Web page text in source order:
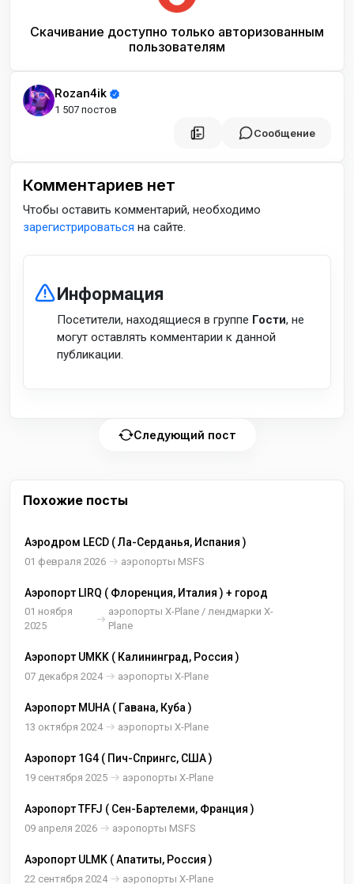
Скачивание доступно только авторизованным
пользователям
Rozan4ik
1 507 постов
Сообщение
Комментариев нет
Чтобы оставить комментарий, необходимо
зарегистрироваться на сайте.
Информация
Посетители, находящиеся в группе Гости, не
могут оставлять комментарии к данной
публикации.
Следующий пост
Похожие посты
Аэродром LECD ( Ла-Серданья, Испания )
01 февраля 2026 аэропорты MSFS
Аэропорт LIRQ ( Флоренция, Италия ) + город
01 ноября
2025
аэропорты X-Plane / лендмарки X-
Plane
Аэропорт UMKK ( Калининград, Россия )
07 декабря 2024 аэропорты X-Plane
Аэропорт MUHA ( Гавана, Куба )
13 октября 2024 аэропорты X-Plane
Аэропорт 1G4 ( Пич-Спрингс, США )
19 сентября 2025 аэропорты X-Plane
Аэропорт TFFJ ( Сен-Бартелеми, Франция )
09 апреля 2026 аэропорты MSFS
Аэропорт ULMK ( Апатиты, Россия )
22 сентября 2024 аэропорты X-Plane